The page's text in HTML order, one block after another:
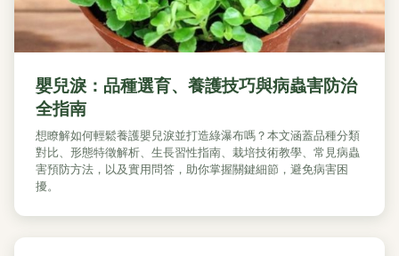
嬰兒淚：品種選育、養護技巧與病蟲害防治
全指南
想瞭解如何輕鬆養護嬰兒淚並打造綠瀑布嗎？本文涵蓋品種分類
對比、形態特徵解析、生長習性指南、栽培技術教學、常見病蟲
害預防方法，以及實用問答，助你掌握關鍵細節，避免病害困
擾。